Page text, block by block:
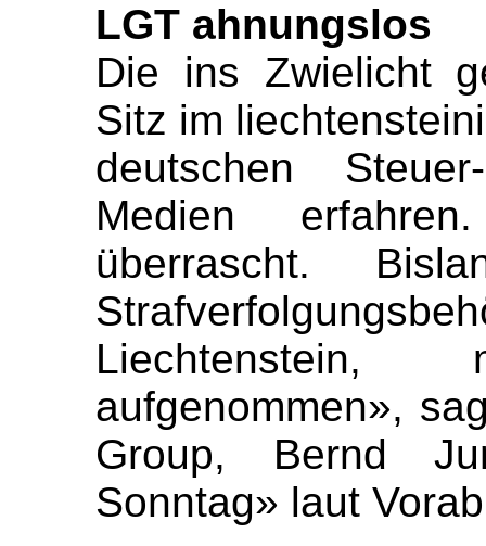
LGT ahnungslos
Die ins Zwielicht
Sitz im
deutschen
Medien
überrascht.
aufgenommen»,
Group, Bernd
Sonntag» laut